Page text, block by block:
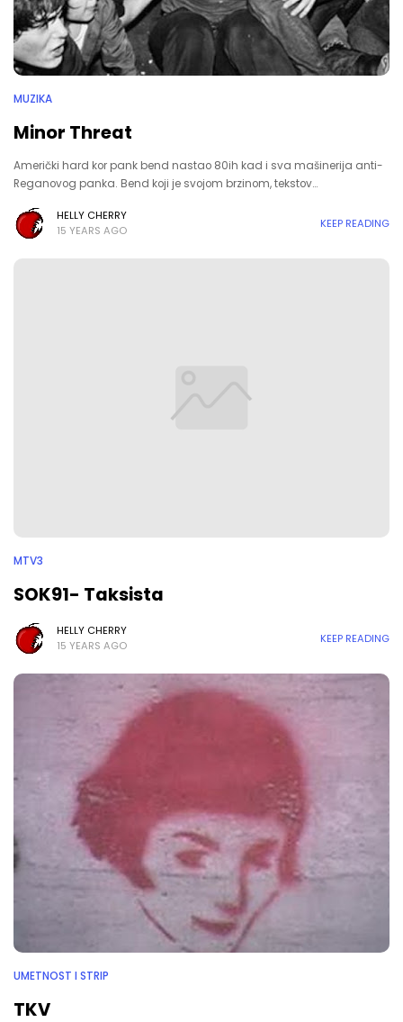
MUZIKA
Minor Threat
Američki hard kor pank bend nastao 80ih kad i sva mašinerija anti-
Reganovog panka. Bend koji je svojom brzinom, tekstov…
HELLY CHERRY
15 YEARS AGO
KEEP READING
MTV3
SOK91- Taksista
HELLY CHERRY
15 YEARS AGO
KEEP READING
UMETNOST I STRIP
TKV